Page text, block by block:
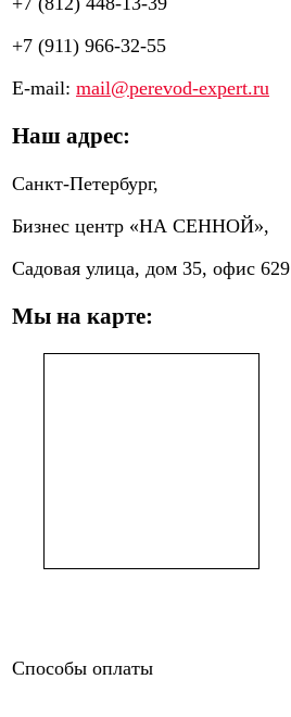
+7 (911) 966-32-55
E-mail: mail@perevod-expert.ru
Наш адрес:
Санкт-Петербург,
Бизнес центр «НА СЕННОЙ»,
Садовая улица, дом 35, офис 629
Мы на карте:
Способы оплаты